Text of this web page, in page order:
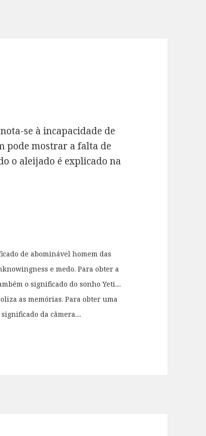
se à incapacidade de
pode mostrar a falta de
o aleijado é explicado na
de abominável homem das
e medo. Para obter a
o significado do sonho Yeti....
as memórias. Para obter uma
da câmera....